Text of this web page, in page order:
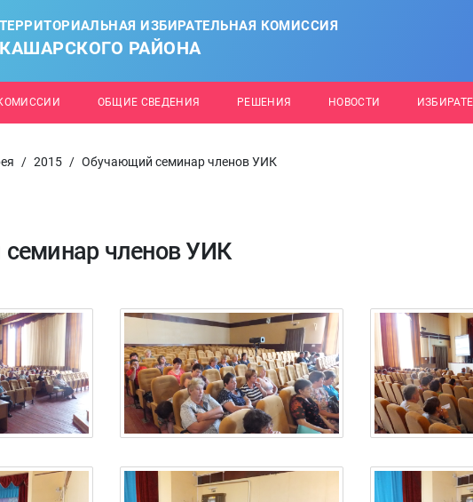
ТЕРРИТОРИАЛЬНАЯ ИЗБИРАТЕЛЬНАЯ КОМИССИЯ
КАШАРСКОГО РАЙОНА
ОБЩИЕ СВЕДЕНИЯ РЕШЕНИЯ НОВОСТИ
/ 2015 / Обучающий семинар членов УИК
членов УИК